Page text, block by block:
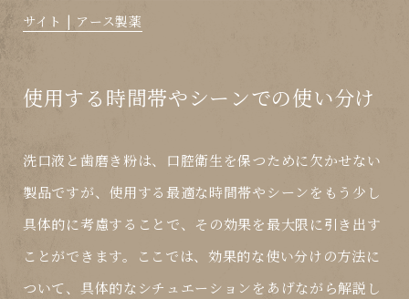
サイト | アース製薬
使用する時間帯やシーンでの使い分け
洗口液と歯磨き粉は、口腔衛生を保つために欠かせない
製品ですが、使用する最適な時間帯やシーンをもう少し
具体的に考慮することで、その効果を最大限に引き出す
ことができます。ここでは、効果的な使い分けの方法に
ついて、具体的なシチュエーションをあげながら解説し